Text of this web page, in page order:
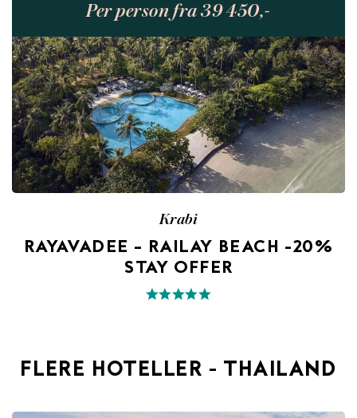
Per person fra 39 450,-
Krabi
RAYAVADEE – RAILAY BEACH -20%
STAY OFFER
FLERE HOTELLER - THAILAND